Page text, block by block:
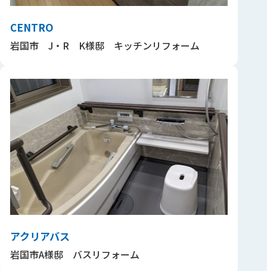
CENTRO
岩国市 J・R K様邸 キッチンリフォーム
アクリアバス
岩国市A様邸 バスリフォーム